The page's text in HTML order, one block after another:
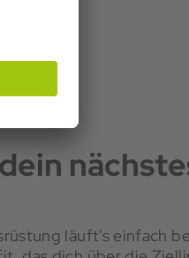
läuft's einfach